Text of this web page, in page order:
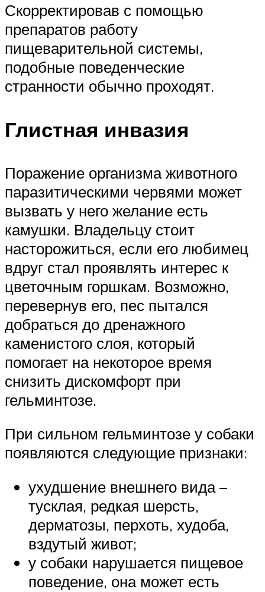
Скорректировав с помощью
препаратов работу
пищеварительной системы,
подобные поведенческие
странности обычно проходят.
Глистная инвазия
Поражение организма животного
паразитическими червями может
вызвать у него желание есть
камушки. Владельцу стоит
насторожиться, если его любимец
вдруг стал проявлять интерес к
цветочным горшкам. Возможно,
перевернув его, пес пытался
добраться до дренажного
каменистого слоя, который
помогает на некоторое время
снизить дискомфорт при
гельминтозе.
При сильном гельминтозе у собаки
появляются следующие признаки:
ухудшение внешнего вида –
тусклая, редкая шерсть,
дерматозы, перхоть, худоба,
вздутый живот;
у собаки нарушается пищевое
поведение, она может есть